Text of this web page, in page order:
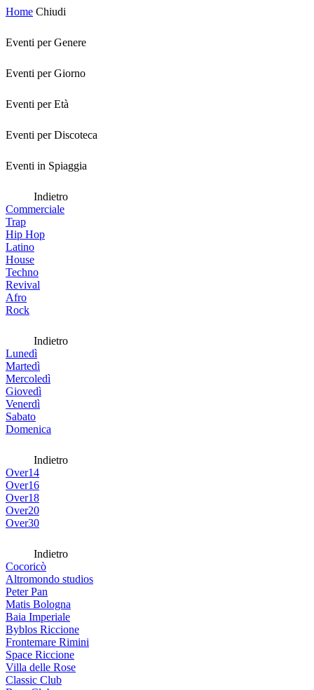
Home Chiudi
Eventi per Genere
Eventi per Giorno
Eventi per Età
Eventi per Discoteca
Eventi in Spiaggia
Indietro
Commerciale
Trap
Hip Hop
Latino
House
Techno
Revival
Afro
Rock
Indietro
Lunedì
Martedì
Mercoledì
Giovedì
Venerdì
Sabato
Domenica
Indietro
Over14
Over16
Over18
Over20
Over30
Indietro
Cocoricò
Altromondo studios
Peter Pan
Matis Bologna
Baia Imperiale
Byblos Riccione
Frontemare Rimini
Space Riccione
Villa delle Rose
Classic Club